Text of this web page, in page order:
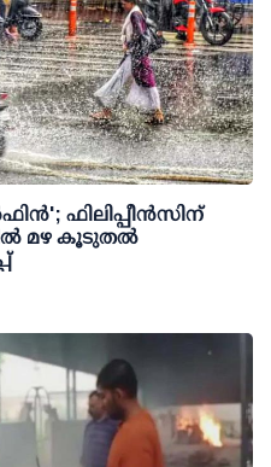
ഫിലിപ്പീന്‍സിന്
മഴ കൂടുതല്‍